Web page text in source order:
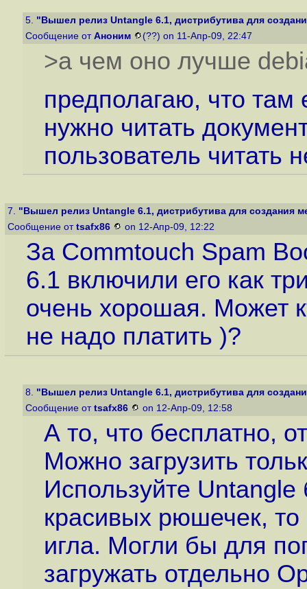
5. "Вышел релиз Untangle 6.1, дистрибутива для
Сообщение от Аноним (??) on 11-Апр-09, 22:47
>а чем оно лучше
предполагаю, что там
нужно читать
пользователь читать
7. "Вышел релиз Untangle 6.1, дистрибутива для создания
Сообщение от tsafx86 on 12-Апр-09, 12:22
За Commtouch Spam
6.1 включили его как
очень хорошая. Может
не надо платить )?
8. "Вышел релиз Untangle 6.1, дистрибутива для
Сообщение от tsafx86 on 12-Апр-09, 12:58
А то, что бесплатно,
Можно загрузить
Используйте Untangle
красивых рюшечек,
игла. Могли бы для
загружать отдельно